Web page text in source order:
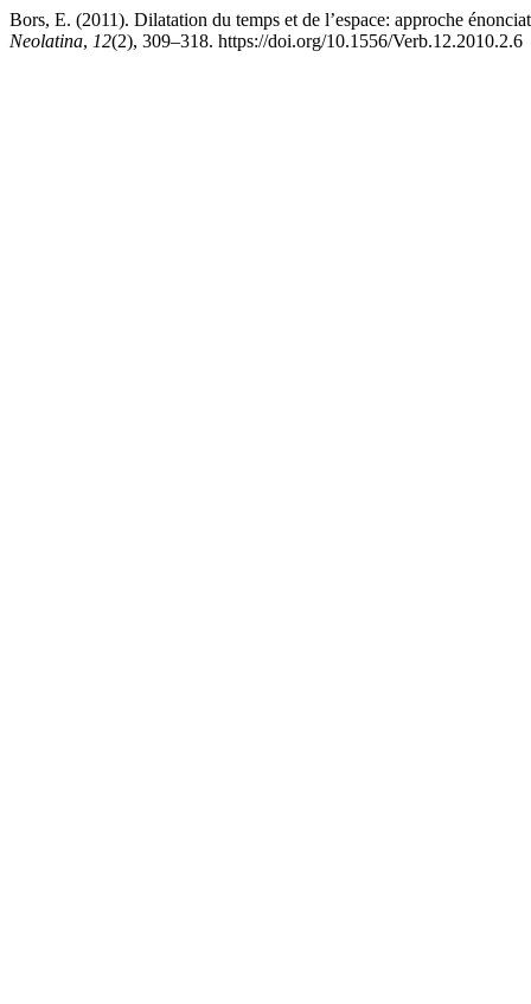
Bors, E. (2011). Dilatation du temps et de l’espace: approche
Neolatina, 12(2), 309–318. https://doi.org/10.1556/Verb.12.2010.2.6